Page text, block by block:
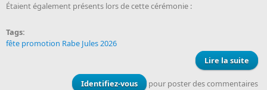
Étaient également présents lors de cette cérémonie :
Tags:
fête promotion Rabe Jules 2026
Lire la suite
de
Identifiez-vous pour poster des commentaires